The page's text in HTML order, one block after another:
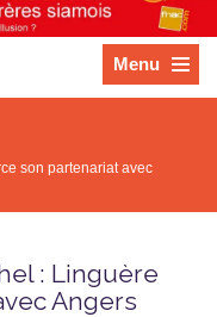
Menu
son partenariat avec
: Linguère
Angers